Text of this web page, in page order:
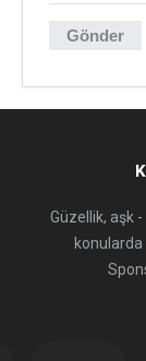
Gönder
Güzellik, aşk